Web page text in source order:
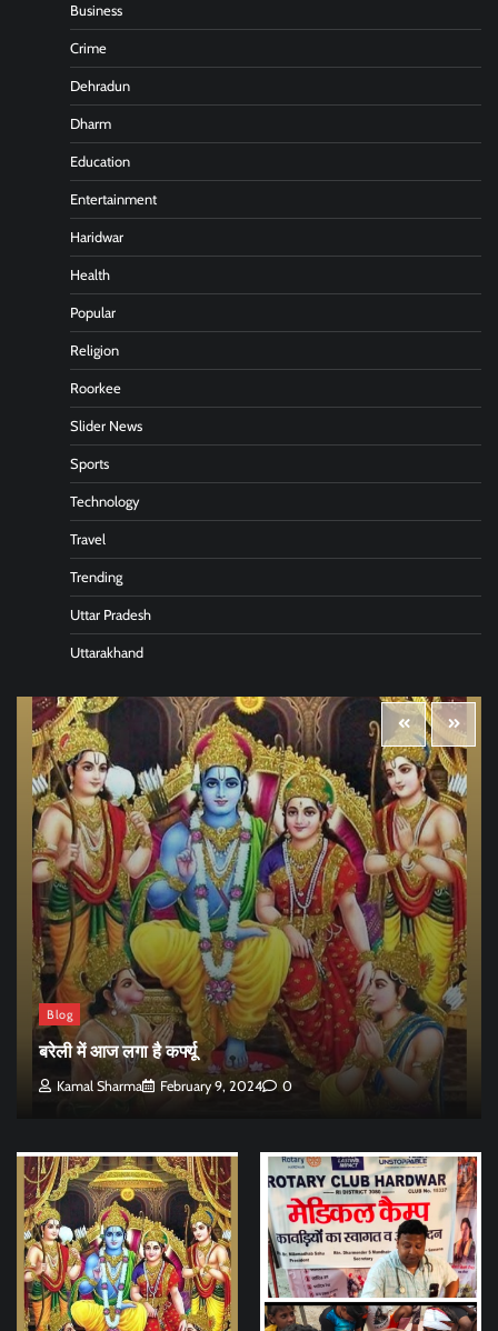
Business
Crime
Dehradun
Dharm
Education
Entertainment
Haridwar
Health
Popular
Religion
Roorkee
Slider News
Sports
Technology
Travel
Trending
Uttar Pradesh
Uttarakhand
Blog
बरेली में आज लगा है कर्फ्यू
Kamal Sharma February 9, 2024 0